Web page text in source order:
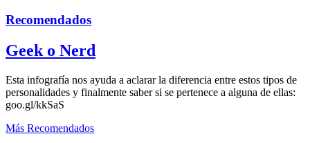
Recomendados
Geek o Nerd
Esta infografía nos ayuda a aclarar la diferencia entre estos tipos de
personalidades y finalmente saber si se pertenece a alguna de ellas:
goo.gl/kkSaS
Más Recomendados